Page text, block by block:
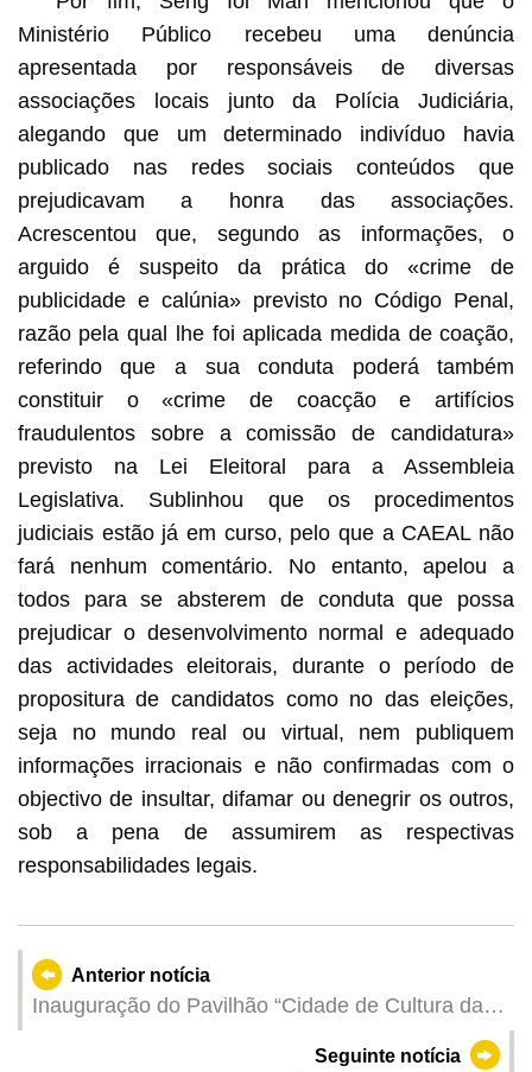
Ministério Público recebeu uma denúncia
apresentada por responsáveis de diversas
associações locais junto da Polícia Judiciária,
alegando que um determinado indivíduo havia
publicado nas redes sociais conteúdos que
prejudicavam a honra das associações.
Acrescentou que, segundo as informações, o
arguido é suspeito da prática do «crime de
publicidade e calúnia» previsto no Código Penal,
razão pela qual lhe foi aplicada medida de coação,
referindo que a sua conduta poderá também
constituir o «crime de coacção e artifícios
fraudulentos sobre a comissão de candidatura»
previsto na Lei Eleitoral para a Assembleia
Legislativa. Sublinhou que os procedimentos
judiciais estão já em curso, pelo que a CAEAL não
fará nenhum comentário. No entanto, apelou a
todos para se absterem de conduta que possa
prejudicar o desenvolvimento normal e adequado
das actividades eleitorais, durante o período de
propositura de candidatos como no das eleições,
seja no mundo real ou virtual, nem publiquem
informações irracionais e não confirmadas com o
objectivo de insultar, difamar ou denegrir os outros,
sob a pena de assumirem as respectivas
responsabilidades legais.
Anterior notícia
Inauguração do Pavilhão “Cidade de Cultura da
Seguinte notícia